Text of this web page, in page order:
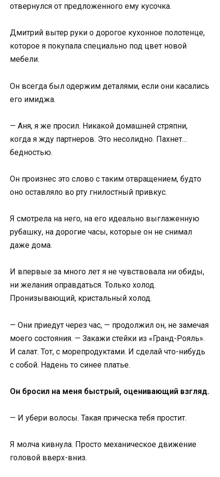
отвернулся от предложенного ему кусочка.
Дмитрий вытер руки о дорогое кухонное полотенце,
которое я покупала специально под цвет новой
мебели.
Он всегда был одержим деталями, если они касались
его имиджа.
— Аня, я же просил. Никакой домашней стряпни,
когда я жду партнеров. Это несолидно. Пахнет…
бедностью.
Он произнес это слово с таким отвращением, будто
оно оставляло во рту гнилостный привкус.
Я смотрела на него, на его идеально выглаженную
рубашку, на дорогие часы, которые он не снимал
даже дома.
И впервые за много лет я не чувствовала ни обиды,
ни желания оправдаться. Только холод.
Пронизывающий, кристальный холод.
— Они приедут через час, — продолжил он, не замечая
моего состояния. — Закажи стейки из «Гранд-Рояль».
И салат. Тот, с морепродуктами. И сделай что-нибудь
с собой. Надень то синее платье.
Он бросил на меня быстрый, оценивающий взгляд.
— И убери волосы. Такая прическа тебя простит.
Я молча кивнула. Просто механическое движение
головой вверх-вниз.